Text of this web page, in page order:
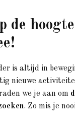
de
is altijd in
nieuwe
we je aan om
. Zo mis je